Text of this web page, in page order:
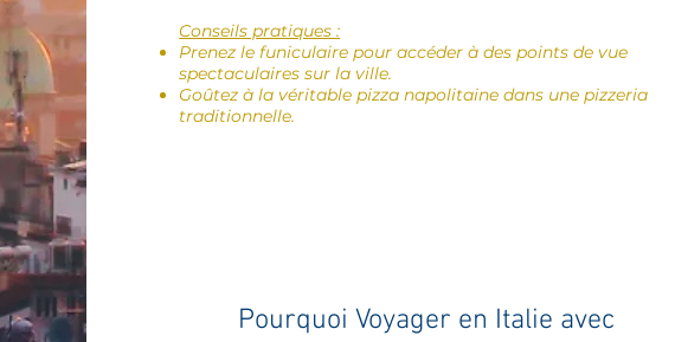
Conseils pratiques :
Prenez le funiculaire pour accéder à des points de vue
spectaculaires sur la ville.
Goûtez à la véritable pizza napolitaine dans une pizzeria
traditionnelle.
Pourquoi Voyager en Italie avec